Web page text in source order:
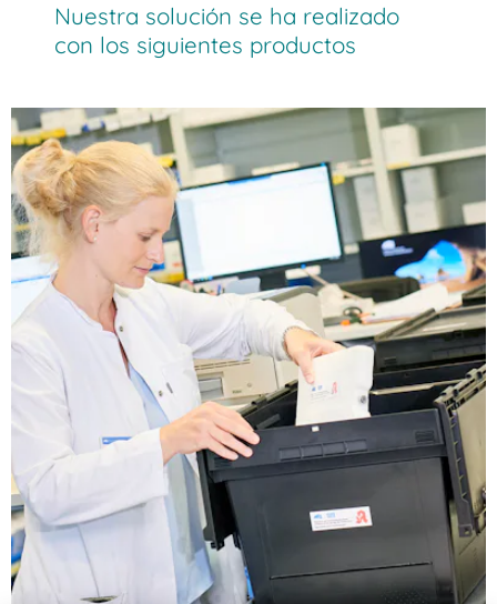
Nuestra solución se ha realizado
con los siguientes productos